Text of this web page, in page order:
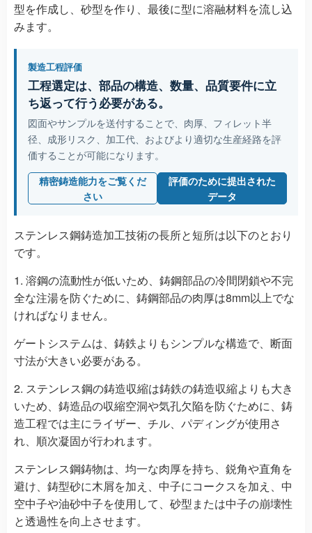
型を作成し、砂型を作り、最後に型に溶融材料を流し込
みます。
製造工程評価
工程選定は、部品の構造、数量、品質要件に立
ち返って行う必要がある。
図面やサンプルを送付することで、肉厚、フィレット半
径、成形リスク、加工代、およびより適切な生産経路を評
価することが可能になります。
精密鋳造能力をご覧くだ
さい
評価のために提出された
データ
ステンレス鋼鋳造加工技術の長所と短所は以下のとおり
です。
1. 溶鋼の流動性が低いため、鋳鋼部品の冷間閉鎖や不完
全な注湯を防ぐために、鋳鋼部品の肉厚は8mm以上でな
ければなりません。
ゲートシステムは、鋳鉄よりもシンプルな構造で、断面
寸法が大きい必要がある。
2. ステンレス鋼の鋳造収縮は鋳鉄の鋳造収縮よりも大き
いため、鋳造品の収縮空洞や気孔欠陥を防ぐために、鋳
造工程では主にライザー、チル、パディングが使用さ
れ、順次凝固が行われます。
ステンレス鋼鋳物は、均一な肉厚を持ち、鋭角や直角を
避け、鋳型砂に木屑を加え、中子にコークスを加え、中
空中子や油砂中子を使用して、砂型または中子の崩壊性
と透過性を向上させます。